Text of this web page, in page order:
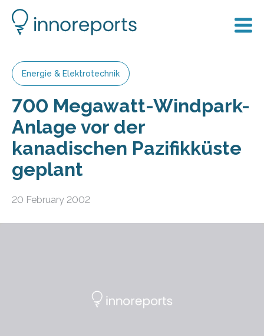
Energie & Elektrotechnik
700 Megawatt-Windpark-
Anlage vor der
kanadischen Pazifikküste
geplant
20 February 2002